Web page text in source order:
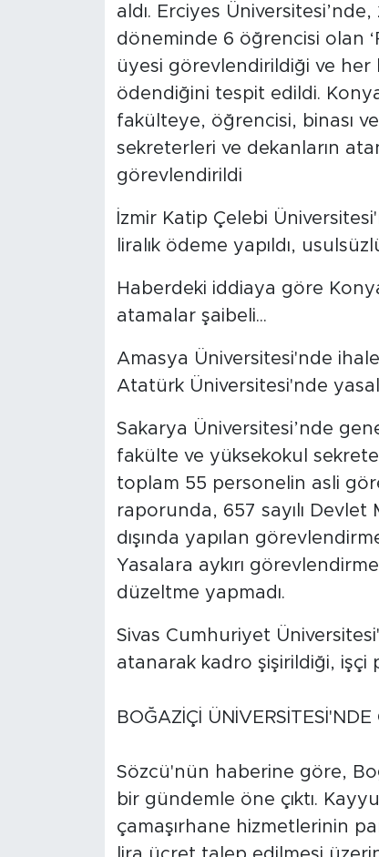
aldı. Erciyes
döneminde 6 öğrencisi olan
üyesi görevlendirildiği ve
ödendiğini tespit edildi.
fakülteye, öğrencisi, binası
sekreterleri ve dekanların
görevlendirildi
İzmir Katip Çelebi
liralık ödeme yapıldı,
Haberdeki iddiaya göre
atamalar şaibeli...
Amasya Üniversitesi'nde
Atatürk Üniversitesi'nde
Sakarya Üniversitesi’nde
fakülte ve yüksekokul
toplam 55 personelin asli
raporunda, 657 sayılı Devlet
dışında yapılan
Yasalara aykırı
düzeltme yapmadı.
Sivas Cumhuriyet
atanarak kadro şişirildiği, işçi
BOĞAZİÇİ ÜNİVERSİTESİ'NDE
Sözcü'nün haberine göre,
bir gündemle öne çıktı.
çamaşırhane hizmetlerinin
VİDEOLAR
ALINTI YAZARLAR
SOSYAL MEDYA